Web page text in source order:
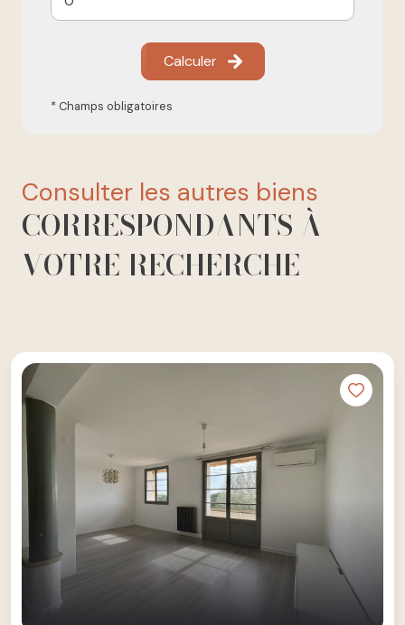
Calculer
* Champs obligatoires
consulter les autres biens
CORRESPONDANTS À
VOTRE RECHERCHE